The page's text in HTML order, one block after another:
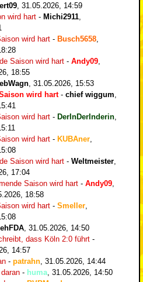
31.05.2026, 14:59
wird hart - Michi2911
wird hart - Busch5658
Saison wird hart - Andy09
18:55
31.05.2026, 15:53
wird hart- chief wiggum
wird hart - DerInDerInderin
wird hart - KUBAner
Saison wird hart - Weltmeister
17:04
Saison wird hart - Andy09
18:58
wird hart - Smeller
31.05.2026, 14:50
dass Köln 2:0 führt -
14:57
- patrahn 31.05.2026, 14:44
- huma 31.05.2026, 14:50